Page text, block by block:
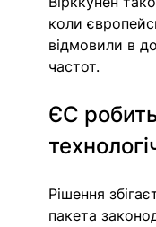
коли
відмовили в
частот.
ЄС
Рішення
пакета